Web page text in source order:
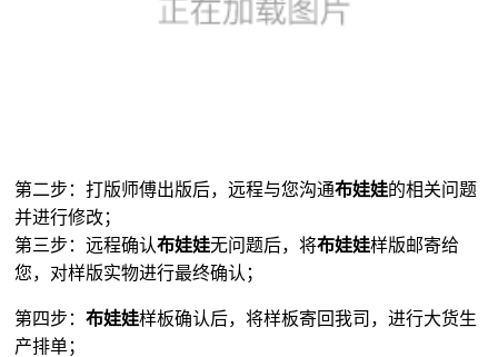
第二步：打版师傅出版后，远程与您沟通布娃娃的相关问题
并进行修改；
第三步：远程确认布娃娃无问题后，将布娃娃样版邮寄给
您，对样版实物进行最终确认；
第四步：布娃娃样板确认后，将样板寄回我司，进行大货生
产排单；